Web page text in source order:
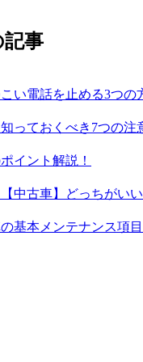
記事
い電話を止める3つの
っておくべき7つの注
イント解説！
中古車】どっちがいい
基本メンテナンス項目